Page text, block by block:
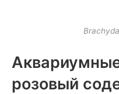
розовый